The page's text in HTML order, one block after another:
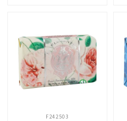
F242503